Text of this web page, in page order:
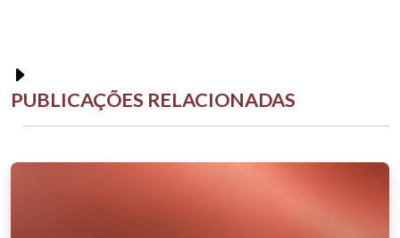
PUBLICAÇÕES RELACIONADAS